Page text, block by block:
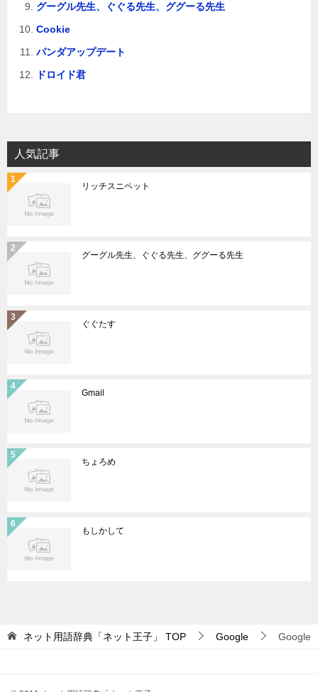
グーグル先生、ぐぐる先生、ググーる先生
Cookie
パンダアップデート
ドロイド君
人気記事
リッチスニペット
グーグル先生、ぐぐる先生、ググーる先生
ぐぐたす
Gmail
ちょろめ
もしかして
ネット用語辞典「ネット王子」 TOP Google Google